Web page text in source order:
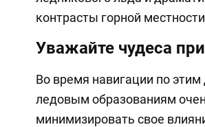
контрасты горной
Уважайте чудеса
Во время навигации по
ледовым образованиям
минимизировать свое